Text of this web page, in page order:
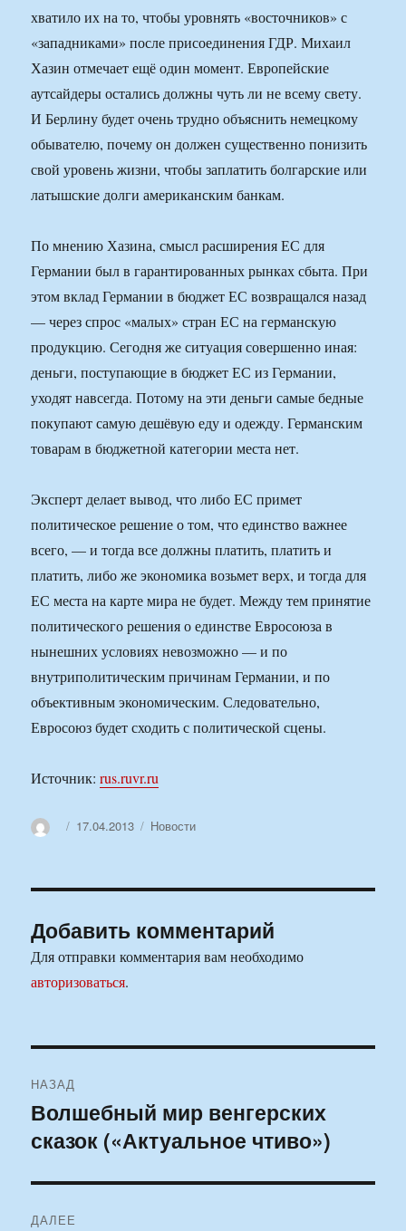
хватило их на то, чтобы уровнять «восточников» с
«западниками» после присоединения ГДР. Михаил
Хазин отмечает ещё один момент. Европейские
аутсайдеры остались должны чуть ли не всему свету.
И Берлину будет очень трудно объяснить немецкому
обывателю, почему он должен существенно понизить
свой уровень жизни, чтобы заплатить болгарские или
латышские долги американским банкам.
По мнению Хазина, смысл расширения ЕС для
Германии был в гарантированных рынках сбыта. При
этом вклад Германии в бюджет ЕС возвращался назад
— через спрос «малых» стран ЕС на германскую
продукцию. Сегодня же ситуация совершенно иная:
деньги, поступающие в бюджет ЕС из Германии,
уходят навсегда. Потому на эти деньги самые бедные
покупают самую дешёвую еду и одежду. Германским
товарам в бюджетной категории места нет.
Эксперт делает вывод, что либо ЕС примет
политическое решение о том, что единство важнее
всего, — и тогда все должны платить, платить и
платить, либо же экономика возьмет верх, и тогда для
ЕС места на карте мира не будет. Между тем принятие
политического решения о единстве Евросоюза в
нынешних условиях невозможно — и по
внутриполитическим причинам Германии, и по
объективным экономическим. Следовательно,
Евросоюз будет сходить с политической сцены.
Источник:rus.ruvr.ru
АвторОпубликовано
17.04.2013 Рубрики
Новости
Добавить комментарий
Для отправки комментария вам необходимо
авторизоваться.
по
записям
НАЗАД
Предыдущая
запись:
Волшебный мир венгерских
сказок («Актуальное чтиво»)
ДАЛЕЕ